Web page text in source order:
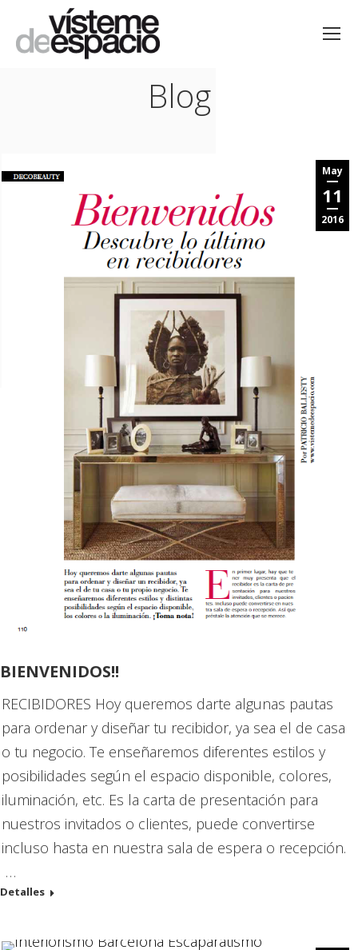
Blog
May
11
2016
BIENVENIDOS!!
RECIBIDORES Hoy queremos darte algunas pautas
para ordenar y diseñar tu recibidor, ya sea el de casa
o tu negocio. Te enseñaremos diferentes estilos y
posibilidades según el espacio disponible, colores,
iluminación, etc. Es la carta de presentación para
nuestros invitados o clientes, puede convertirse
incluso hasta en nuestra sala de espera o recepción.
…
Detalles